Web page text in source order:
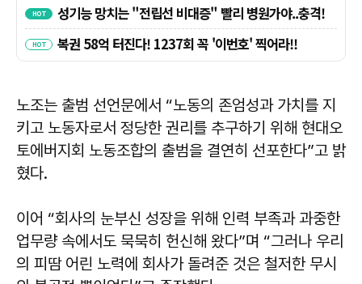
노조는 출범 선언문에서 “노동의 존엄성과 가치를 지
키고 노동자로서 정당한 권리를 추구하기 위해 현대오
토에버지회 노동조합의 출범을 결연히 선포한다”고 밝
혔다.
이어 “회사의 눈부신 성장을 위해 인력 부족과 과중한
업무량 속에서도 묵묵히 헌신해 왔다”며 “그러나 우리
의 피땀 어린 노력에 회사가 돌려준 것은 철저한 무시